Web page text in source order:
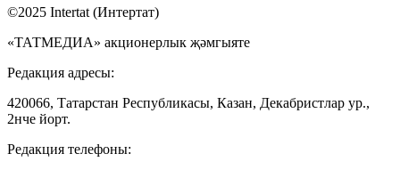
©2025 Intertat (Интертат)
«ТАТМЕДИА» акционерлык җәмгыяте
Редакция адресы:
420066, Татарстан Республикасы, Казан, Декабристлар ур.,
2нче йорт.
Редакция телефоны: